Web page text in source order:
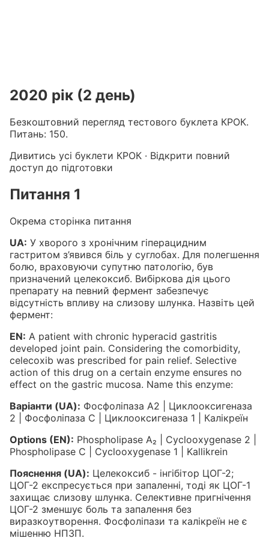
2020 рік (2 день)
Безкоштовний перегляд тестового буклета КРОК.
Питань: 150.
Дивитись усі буклети КРОК · Відкрити повний
доступ до підготовки
Питання 1
Окрема сторінка питання
UA: У хворого з хронічним гіперацидним
гастритом з’явився біль у суглобах. Для полегшення
болю, враховуючи супутню патологію, був
призначений целекоксиб. Вибіркова дія цього
препарату на певний фермент забезпечує
відсутність впливу на слизову шлунка. Назвіть цей
фермент:
EN: A patient with chronic hyperacid gastritis
developed joint pain. Considering the comorbidity,
celecoxib was prescribed for pain relief. Selective
action of this drug on a certain enzyme ensures no
effect on the gastric mucosa. Name this enzyme:
Варіанти (UA): Фосфоліпаза А2 | Циклооксигеназа
2 | Фосфоліпаза С | Циклооксигеназа 1 | Калікреїн
Options (EN): Phospholipase A₂ | Cyclooxygenase 2 |
Phospholipase C | Cyclooxygenase 1 | Kallikrein
Пояснення (UA): Целекоксиб - інгібітор ЦОГ-2;
ЦОГ-2 експресується при запаленні, тоді як ЦОГ-1
захищає слизову шлунка. Селективне пригнічення
ЦОГ-2 зменшує боль та запалення без
виразкоутворення. Фосфоліпази та калікреїн не є
мішенню НПЗП.